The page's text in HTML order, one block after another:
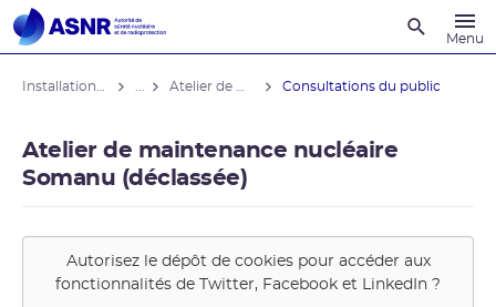
Menu
Consultations du public
Atelier de maintenance nucléaire
Somanu (déclassée)
Autorisez le dépôt de cookies pour accéder aux
fonctionnalités de Twitter, Facebook et LinkedIn ?